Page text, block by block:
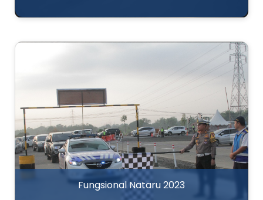
Fungsional Nataru 2023